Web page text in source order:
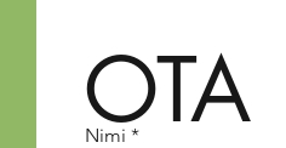
OTA
Nimi